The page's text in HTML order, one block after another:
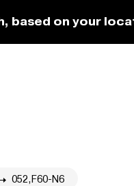
based on your
052,F60-N6